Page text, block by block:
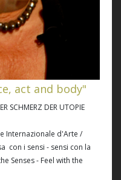
act and body"
SCHMERZ DER UTOPIE
Internazionale d'Arte /
con i sensi - sensi con la
Senses - Feel with the